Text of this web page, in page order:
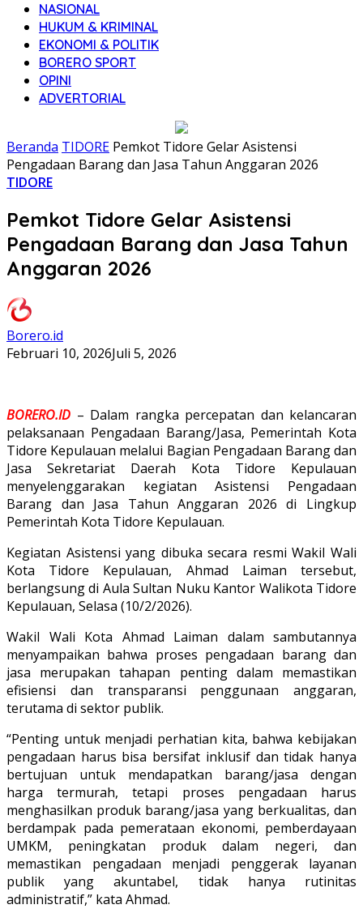
NASIONAL
HUKUM & KRIMINAL
EKONOMI & POLITIK
BORERO SPORT
OPINI
ADVERTORIAL
Beranda TIDORE Pemkot Tidore Gelar Asistensi
Pengadaan Barang dan Jasa Tahun Anggaran 2026
TIDORE
Pemkot Tidore Gelar Asistensi
Pengadaan Barang dan Jasa Tahun
Anggaran 2026
Borero.id
Februari 10, 2026Juli 5, 2026
BORERO.ID – Dalam rangka percepatan dan kelancaran
pelaksanaan Pengadaan Barang/Jasa, Pemerintah Kota
Tidore Kepulauan melalui Bagian Pengadaan Barang dan
Jasa Sekretariat Daerah Kota Tidore Kepulauan
menyelenggarakan kegiatan Asistensi Pengadaan
Barang dan Jasa Tahun Anggaran 2026 di Lingkup
Pemerintah Kota Tidore Kepulauan.
Kegiatan Asistensi yang dibuka secara resmi Wakil Wali
Kota Tidore Kepulauan, Ahmad Laiman tersebut,
berlangsung di Aula Sultan Nuku Kantor Walikota Tidore
Kepulauan, Selasa (10/2/2026).
Wakil Wali Kota Ahmad Laiman dalam sambutannya
menyampaikan bahwa proses pengadaan barang dan
jasa merupakan tahapan penting dalam memastikan
efisiensi dan transparansi penggunaan anggaran,
terutama di sektor publik.
“Penting untuk menjadi perhatian kita, bahwa kebijakan
pengadaan harus bisa bersifat inklusif dan tidak hanya
bertujuan untuk mendapatkan barang/jasa dengan
harga termurah, tetapi proses pengadaan harus
menghasilkan produk barang/jasa yang berkualitas, dan
berdampak pada pemerataan ekonomi, pemberdayaan
UMKM, peningkatan produk dalam negeri, dan
memastikan pengadaan menjadi penggerak layanan
publik yang akuntabel, tidak hanya rutinitas
administratif,” kata Ahmad.